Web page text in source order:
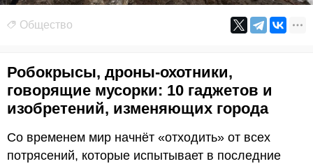
Общество
Робокрысы, дроны-охотники,
говорящие мусорки: 10 гаджетов и
изобретений, изменяющих города
Со временем мир начнёт «отходить» от всех
потрясений, которые испытывает в последние